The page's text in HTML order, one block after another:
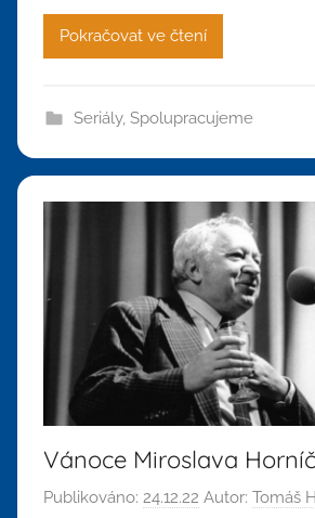
Pokračovat ve čtení
Seriály, Spolupracujeme
Vánoce Miroslava
Publikováno: 24.12.22 Autor: Tomáš